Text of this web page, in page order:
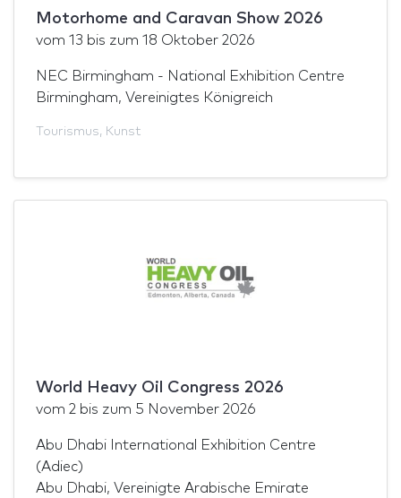
Motorhome and Caravan Show 2026
vom 13 bis zum 18 Oktober 2026
NEC Birmingham - National Exhibition Centre
Birmingham, Vereinigtes Königreich
Tourismus, Kunst
World Heavy Oil Congress 2026
vom 2 bis zum 5 November 2026
Abu Dhabi International Exhibition Centre
(Adiec)
Abu Dhabi, Vereinigte Arabische Emirate